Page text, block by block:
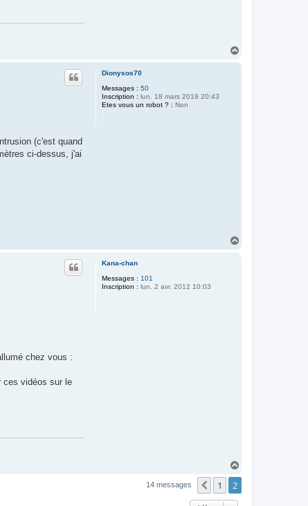
Dionysos70
Messages : 50
Inscription : lun. 18 mars 2019 20:43
Etes vous un robot ? : Non
(c'est quand
ci-dessus, j'ai
Kana-chan
Messages : 101
Inscription : lun. 2 avr. 2012 10:03
chez vous :
ces vidéos sur le
t
14 messages Précédent
1 2